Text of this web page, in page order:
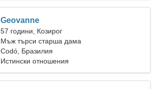
Geovanne
57 години, Козирог
Мъж търси старша дама
Codó, Бразилия
Истински отношения